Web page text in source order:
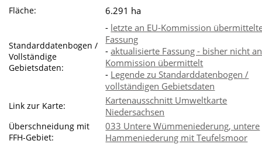
Fläche: 6.291 ha
Standarddatenbogen /
Vollständige
Gebietsdaten:
- letzte an EU-Kommission
Fassung
-aktualisierte Fassung - bisher nicht
Kommission übermittelt
- Legende zu Standarddatenbogen /
vollständigen Gebietsdaten
Link zur Karte:
Kartenausschnitt Umweltkarte
Niedersachsen
Überschneidung mit
FFH-Gebiet:
033 Untere Wümmeniederung, untere
Hammeniederung mit Teufelsmoor